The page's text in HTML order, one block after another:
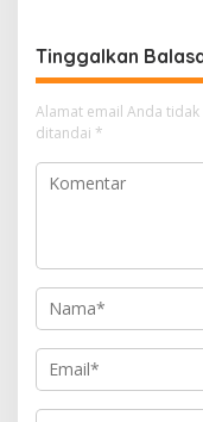
Tinggalkan
Alamat email Anda
ditandai *